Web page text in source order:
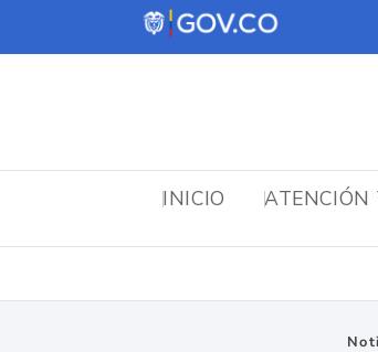
INICIO ATENCIÓN